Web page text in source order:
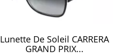
Lunette De Soleil CARRERA
GRAND PRIX...